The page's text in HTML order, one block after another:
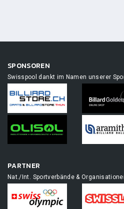
SPONSOREN
Swisspool dankt im Namen unserer
PARTNER
Nat./Int. Sportverbände &